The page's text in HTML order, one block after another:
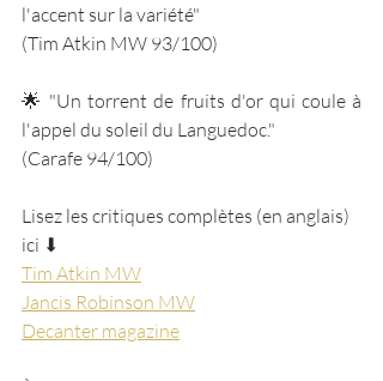
l'accent sur la variété"
(Tim Atkin MW 93/100)
🌟 "Un torrent de fruits d'or qui coule à
l'appel du soleil du Languedoc."
(Carafe 94/100)
Lisez les critiques complètes (en anglais)
ici ⬇
Tim Atkin MW
Jancis Robinson MW
Decanter magazine